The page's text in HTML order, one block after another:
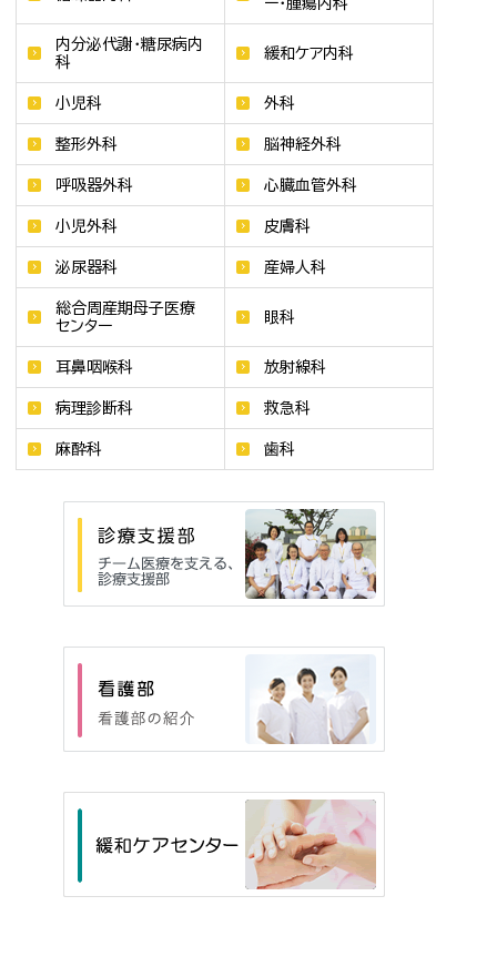
ー・腫瘍内科
内分泌代謝・糖尿病内
科
緩和ケア内科
小児科 外科
整形外科 脳神経外科
呼吸器外科 心臓血管外科
小児外科 皮膚科
泌尿器科 産婦人科
総合周産期母子医療
センター
眼科
耳鼻咽喉科 放射線科
病理診断科 救急科
麻酔科 歯科